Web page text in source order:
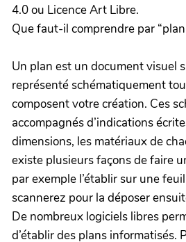
4.0 ou Licence Art Libre.
Que faut-il comprendre par
Un plan est un document visuel
représenté schématiquement
composent votre création. Ces
accompagnés d’indications
dimensions, les matériaux de
existe plusieurs façons de faire
par exemple l’établir sur une
scannerez pour la déposer
De nombreux logiciels libres
d’établir des plans informatisés.